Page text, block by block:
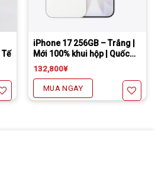
Tế
iPhone 17 256GB – Trắng |
Mới 100% khui hộp | Quốc
Tế.
132,800¥
MUA NGAY